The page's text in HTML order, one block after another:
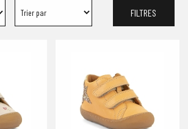
FILTRES